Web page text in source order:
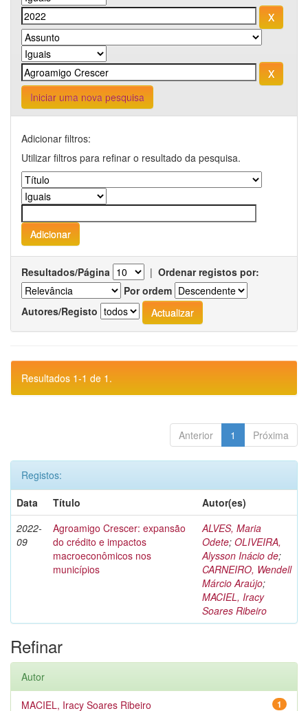
Iniciar uma nova pesquisa
Adicionar filtros:
Utilizar filtros para refinar o resultado da pesquisa.
Resultados/Página | Ordenar registos por:
Por ordem
Autores/Registo
Resultados 1-1 de 1.
Anterior 1 Próxima
Registos:
Data
Título
Autor(es)
2022-
09
Agroamigo Crescer: expansão
do crédito e impactos
macroeconômicos nos
municípios
ALVES, Maria
Odete; OLIVEIRA,
Alysson Inácio de;
CARNEIRO, Wendell
Márcio Araújo;
MACIEL, Iracy
Soares Ribeiro
Refinar
Autor
1
MACIEL, Iracy Soares Ribeiro